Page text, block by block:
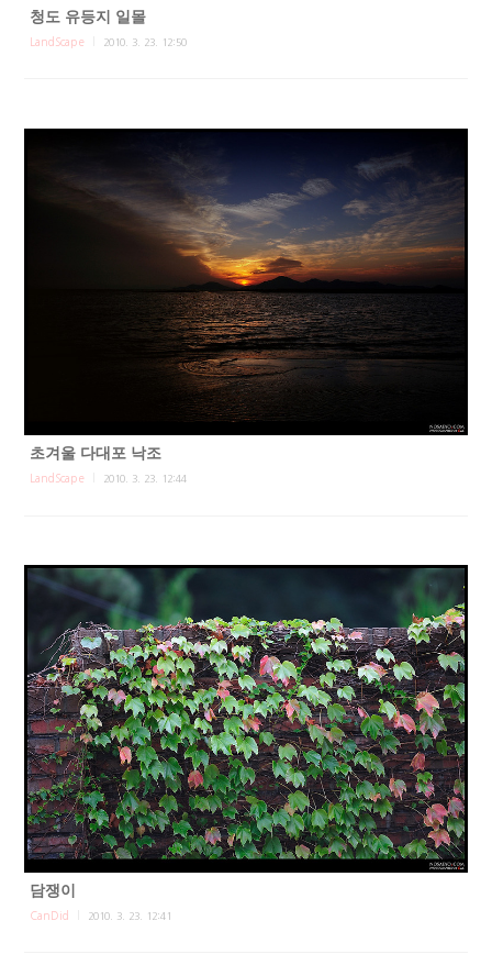
청도 유등지 일몰
LandScape 2010. 3. 23. 12:50
초겨울 다대포 낙조
LandScape 2010. 3. 23. 12:44
담쟁이
CanDid 2010. 3. 23. 12:41